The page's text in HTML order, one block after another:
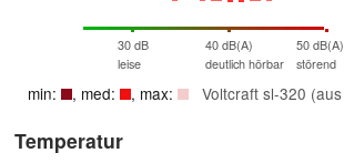
30 dB
leise
40 dB(A)
deutlich hörbar
50 dB(A)
störend
min: , med: , max: Voltcraft sl-320
Temperatur